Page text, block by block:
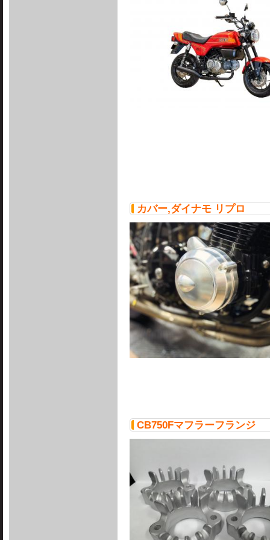
カバー,ダイナモ リプロ
CB750Fマフラーフランジ